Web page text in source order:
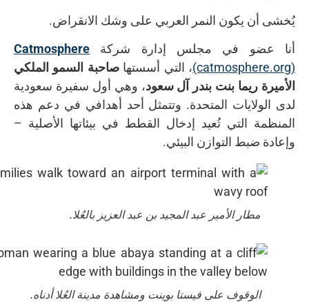
يُخشى أن يكون النمر العربي على وشك الانقراض.
أنا عضو في مجلس إدارة شركة Catmosphere
(catmosphere.org)، التي أسستهاصاحبة السمو الملكي
الأميرة ريما بنت بندر آل سعود، وهي أول سفيرة سعودية
لدى الولايات المتحدة. وتتمثل أحد أهدافي في دعم هذه
المنظمة التي تُعيد إدخال القطط في بيئاتها الأصلية –
وإعادة ضبط التوازن البيئي.
مطار الأمير عبد المجيد بن عبد العزيز بالعُلا.
الوقوف على فيستا بوينت ومشاهدة مدينة العُلا أدناه.